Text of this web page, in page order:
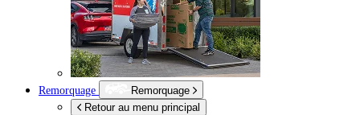
Remorquage
Remorquage
Retour au menu principal